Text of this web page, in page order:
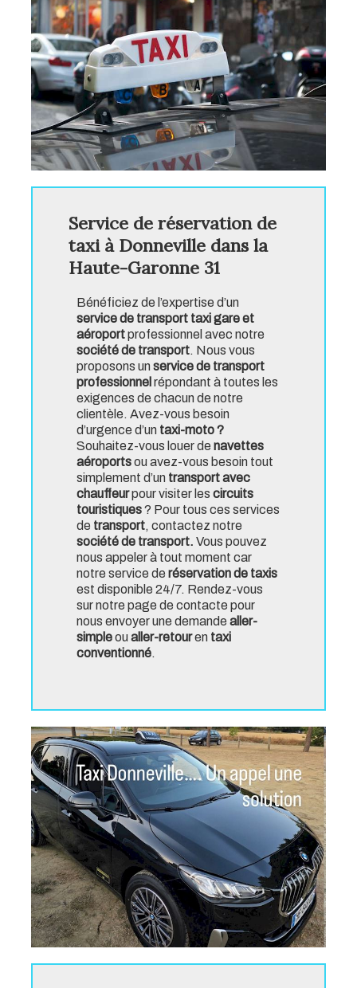
Service de réservation de
taxi à Donneville dans la
Haute-Garonne 31
Bénéficiez de l’expertise d’un
service de transport taxi gare et
aéroportprofessionnel avec notre
société de transport. Nous vous
proposons unservice de transport
professionnel répondant à toutes les
exigences de chacun de notre
clientèle. Avez-vous besoin
d’urgence d’un taxi-moto ?
Souhaitez-vous louer de navettes
aéroportsou avez-vous besoin tout
simplement d’un transport avec
chauffeurpour visiter les circuits
touristiques? Pour tous ces services
de transport, contactez notre
société de transport. Vous pouvez
nous appeler à tout moment car
notre service de réservation de taxis
est disponible 24/7. Rendez-vous
sur notre page de contacte pour
nous envoyer une demande aller-
simpleoualler-retouren taxi
conventionné.